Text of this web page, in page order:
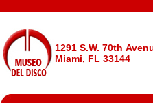
1291 S.W. 70th
Miami, FL 33144